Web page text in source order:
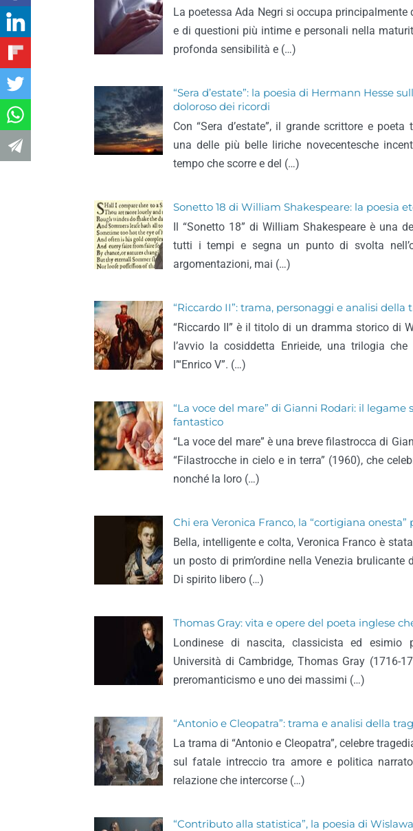
La poetessa Ada Negri si occupa
e di questioni più intime e personali nella
profonda sensibilità e (…)
“Sera d’estate”: la poesia di Hermann Hesse
doloroso dei ricordi
Con “Sera d’estate”, il grande scrittore e
una delle più belle liriche novecentesche
tempo che scorre e del (…)
Sonetto 18 di William Shakespeare: la poesia
Il “Sonetto 18” di William Shakespeare è una
tutti i tempi e segna un punto di svolta
argomentazioni, mai (…)
“Riccardo II”: trama, personaggi e analisi
“Riccardo II” è il titolo di un dramma storico di
l’avvio la cosiddetta Enrieide, una trilogia che
l’“Enrico V”. (…)
“La voce del mare” di Gianni Rodari: il legame
fantastico
“La voce del mare” è una breve filastrocca di
“Filastrocche in cielo e in terra” (1960), che
nonché la loro (…)
Chi era Veronica Franco, la “cortigiana
Bella, intelligente e colta, Veronica Franco è
un posto di prim’ordine nella Venezia brulicante
Di spirito libero (…)
Thomas Gray: vita e opere del poeta inglese
Londinese di nascita, classicista ed esimio
Università di Cambridge, Thomas Gray (1716-
preromanticismo e uno dei massimi (…)
“Antonio e Cleopatra”: trama e analisi della
La trama di “Antonio e Cleopatra”, celebre
sul fatale intreccio tra amore e politica
relazione che intercorse (…)
“Contributo alla statistica”, la poesia di